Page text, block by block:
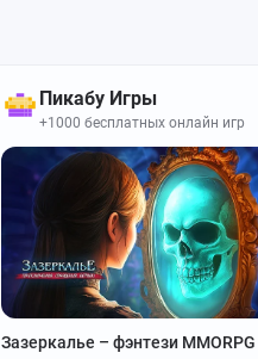
Пикабу Игры
+1000 бесплатных онлайн игр
Зазеркалье – фэнтези MMORPG